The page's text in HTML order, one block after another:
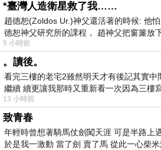
*臺灣人造衛星救了我……
趙德恕(Zoldos Ur.)神父還活著的時候: 他
德恕神父研究所的課程， 趙神父把窗簾放
5 小時前
。讀後。
看完三樓的老宅2雖然明天才有後記其實中
繼續 續更讓我那時又重新看一次因為三樓
有
13 小時前
致青春
年輕時曾想著騎馬仗劍闖天涯 可是半路上
於是我一激動 當了劍 賣了馬 從此一心柴